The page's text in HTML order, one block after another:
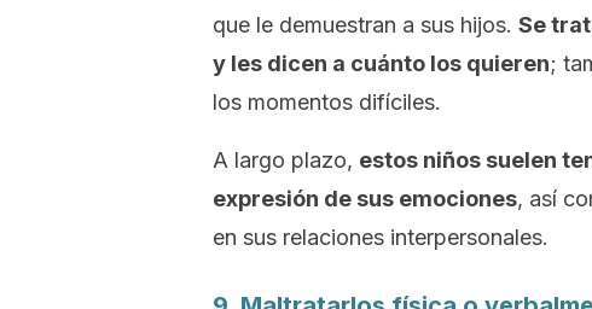
que le demuestran a sus hijos. Se
y les dicen a cuánto los quieren;
los momentos difíciles.
A largo plazo, estos niños suelen
expresión de sus emociones, así
en sus relaciones interpersonales.